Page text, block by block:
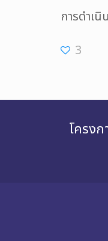
การดำเ
3
โครง